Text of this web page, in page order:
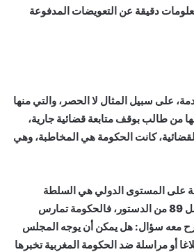
دقيقة عن التعويضات المدفوعة
على سبيل المثال لا الحصر، والتي منها
من طالب بوقف متابعة قضائية جارية،
كانت الحكومة هي المخاطبة، وهي
على المستوى الدولي هي السلطة
الحكومية، وبمقتضى الفصل 89 من الدستور، فالحكومة تمارس
معه سؤال: هل يمكن أن يوجه المجلس
أو مراسلة ضد الحكومة المغربية تخبرها